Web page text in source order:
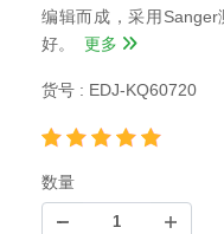
编辑而成，采用
好。
更多
货号 : EDJ-KQ60720
数量